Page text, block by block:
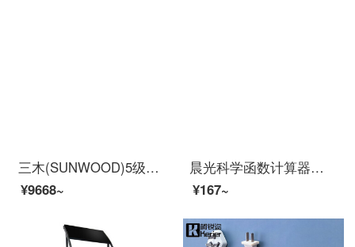
三木(SUNWOOD)5级保密办公商用碎纸机（单次6张 持续10分钟 20L 可碎纸,卡,回形针、订书针） MSD9322
¥9668~
晨光科学函数计算器初中高中大学生用物理化学考试便携可爱多功能工程注会计一建二建考试金融记计算机器 简约灰【自带电池两个】
¥167~